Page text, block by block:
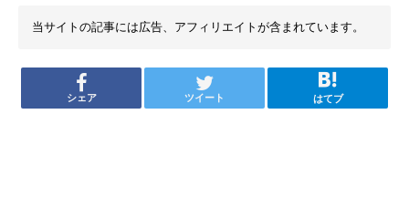
当サイトの記事には広告、アフィリエイトが含まれています。
シェア ツイート はてブ